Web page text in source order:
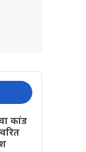
कांड